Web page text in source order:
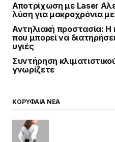
Αποτρίχωση με Laser
λύση για μακροχρόνια
Αντηλιακή προστασία: Η
που μπορεί να
υγιές
Συντήρηση
γνωρίζετε
ΚΟΡΥΦΑΙΑ ΝΕΑ